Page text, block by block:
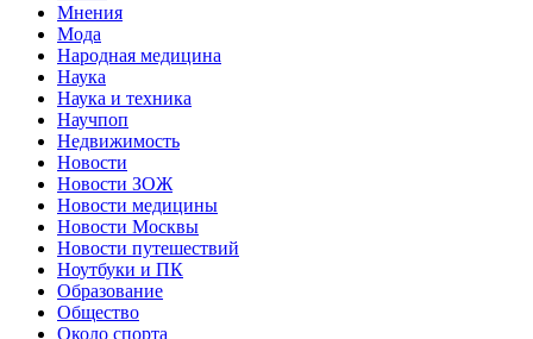
Мнения
Мода
Народная медицина
Наука
Наука и техника
Научпоп
Недвижимость
Новости
Новости ЗОЖ
Новости медицины
Новости Москвы
Новости путешествий
Ноутбуки и ПК
Образование
Общество
Около спорта